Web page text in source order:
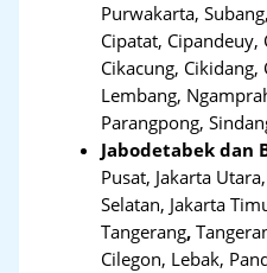
Purwakarta,
Cipatat, Cipandeuy,
Cikacung,
Lembang,
Parangpong,
Jabodetabek dan
Pusat, Jakarta
Selatan, Jakarta
Tangerang,
Cilegon, Lebak,